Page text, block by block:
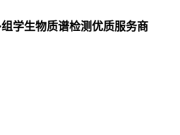
学生物质谱检测优质服务商